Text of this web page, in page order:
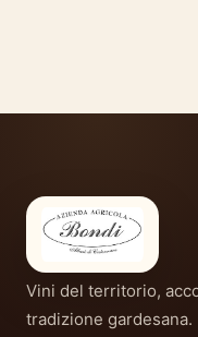
Vini del territorio,
tradizione gardesana.